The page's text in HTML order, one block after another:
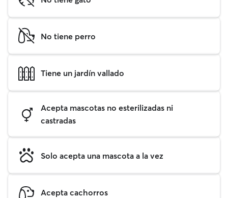
No tiene perro
Tiene un jardín vallado
Acepta mascotas no esterilizadas ni
castradas
Solo acepta una mascota a la vez
Acepta cachorros